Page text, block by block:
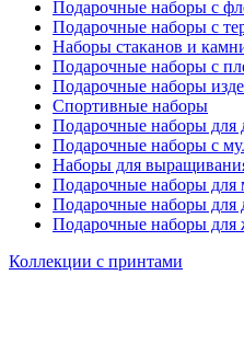
Подарочные наборы с
Подарочные наборы с
Наборы стаканов и
Подарочные наборы с
Подарочные наборы
Спортивные наборы
Подарочные наборы для
Подарочные наборы с
Наборы для
Подарочные наборы для
Подарочные наборы для
Подарочные наборы
Коллекции с принтами